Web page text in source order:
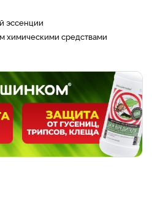
эссенции
химическими средствами